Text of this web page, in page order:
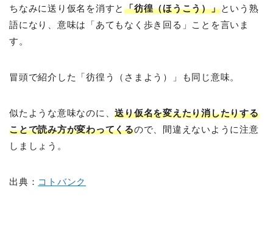
ちなみに送り仮名を消すと「彷徨（ほうこう）」という熟
語になり、意味は「あてもなく歩き回る」ことを言いま
す。
冒頭で紹介した「彷徨う（さまよう）」も同じ意味。
似たような意味なのに、送り仮名を変えたり消したりする
ことで読み方が変わってくるので、間違えないように注意
しましょう。
出典： コトバンク